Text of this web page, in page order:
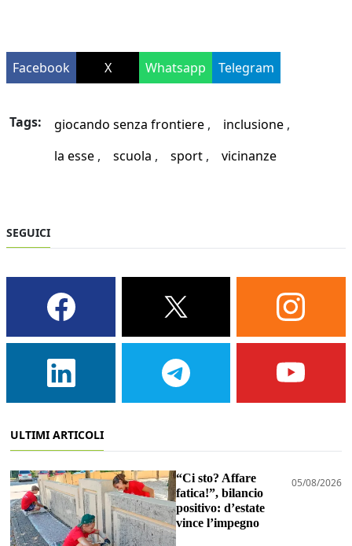
Facebook X Whatsapp Telegram
Tags: giocando senza frontiere
inclusione
la esse
scuola sport vicinanze
SEGUICI
ULTIMI ARTICOLI
“Ci sto? Affare
fatica!”, bilancio
positivo: d’estate
vince l’impegno
05/08/2026